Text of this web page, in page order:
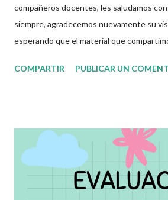
compañeros docentes, les saludamos
siempre, agradecemos nuevamente su
esperando que el material que
compartir con ustedes este increíble
gran utilidad para docentes y alumnos.
agradecemos a los autores de este
Recordamos también que nosotros
con fines informativos y educativos en
COMPARTIR PUBLICAR UN